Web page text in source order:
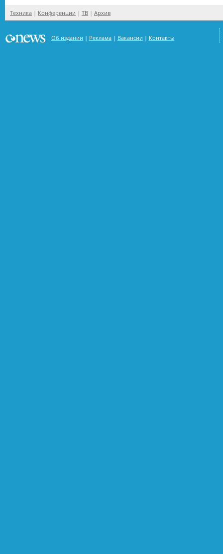
Техника Конференции ТВ Архив
Об издании Реклама Вакансии Контакты